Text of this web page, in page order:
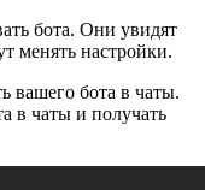
бота. Они увидят
менять настройки.
вашего бота в чаты.
в чаты и получать